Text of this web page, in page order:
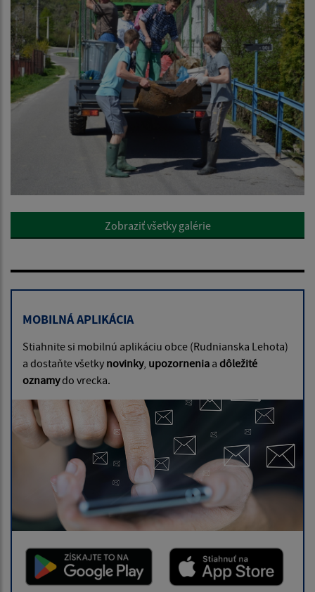
Zobraziť všetky galérie
MOBILNÁ APLIKÁCIA
Stiahnite si mobilnú aplikáciu obce (Rudnianska Lehota)
a dostaňte všetky novinky, upozornenia a dôležité
oznamydo vrecka.